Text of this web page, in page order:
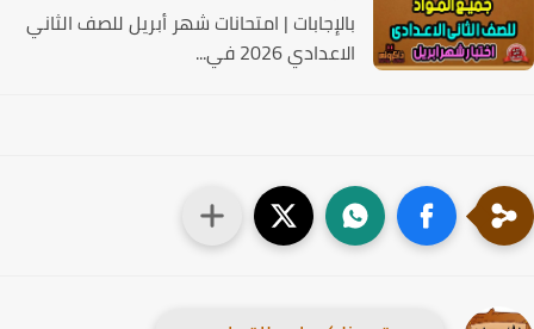
بالإجابات | امتحانات شهر أبريل للصف الثاني
الاعدادي 2026 في...